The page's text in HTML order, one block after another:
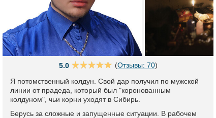
5.0 (Отзывы: 70)
Я потомственный колдун. Свой дар получил по мужской
линии от прадеда, который был "коронованным
колдуном", чьи корни уходят в Сибирь.
Берусь за сложные и запущенные ситуации. В рабочем